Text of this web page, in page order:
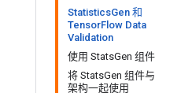
StatisticsGen 和
TensorFlow Data
Validation
使用 StatsGen 组件
将 StatsGen 组件与
架构一起使用